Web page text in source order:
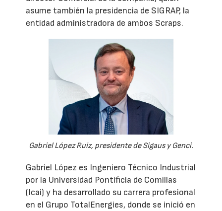
asume también la presidencia de SIGRAP, la
entidad administradora de ambos Scraps.
Gabriel López Ruiz, presidente de Sigaus y Genci.
Gabriel López es Ingeniero Técnico Industrial
por la Universidad Pontificia de Comillas
(Icai) y ha desarrollado su carrera profesional
en el Grupo TotalEnergies, donde se inició en